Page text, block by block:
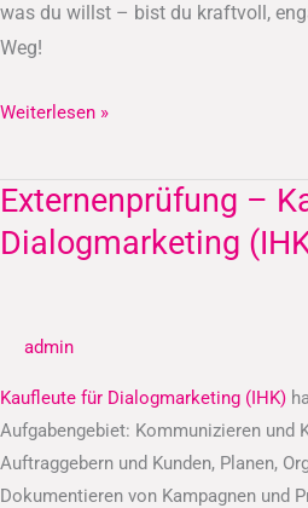
was du willst – bist du kraftvoll,
Weg!
Weiterlesen »
Externenprüfung –
Dialogmarketing
admin
Kaufleute für Dialogmarketing (IHK)
Aufgabengebiet: Kommunizieren und
Auftraggebern und Kunden, Planen,
Dokumentieren von Kampagnen und
Externenprüfung
–
Kaufleute
(IHK)